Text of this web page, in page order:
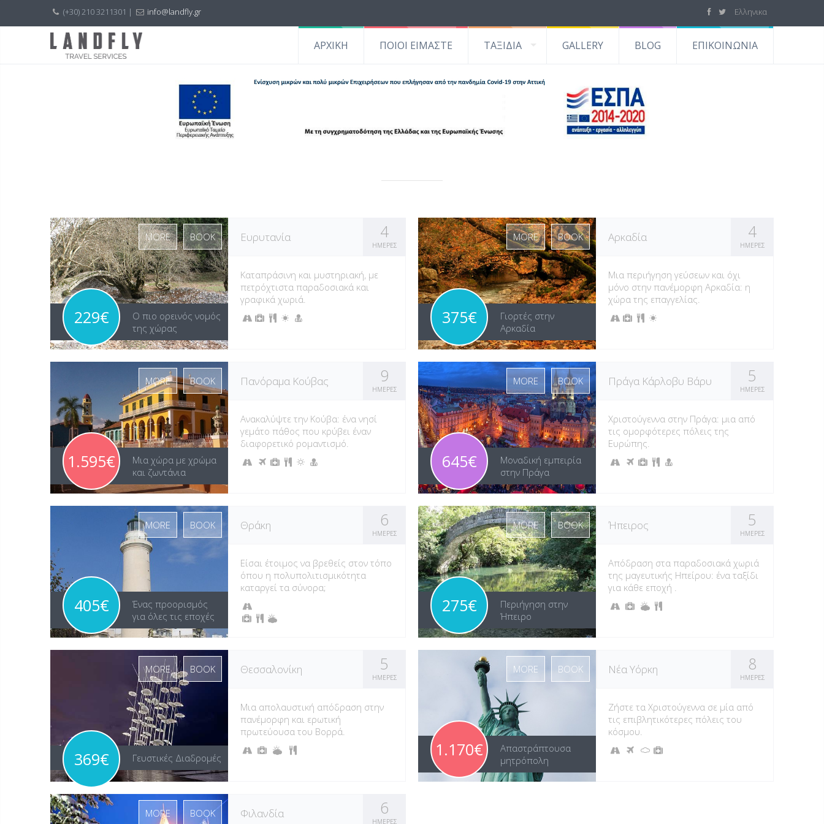
(+30) 210 3211301 | info@landfly.gr Ελληνικα
ΑΡΧΙΚΗ ΠΟΙΟΙ ΕΙΜΑΣΤΕ ΤΑΞΙΔΙΑ GALLERY BLOG ΕΠΙΚΟΙΝΩΝΙΑ
BOOK
MORE
229€
Ο πιο ορεινός νομός
της χώρας
Ευρυτανία 4
ΗΜΕΡΕΣ
Καταπράσινη και μυστηριακή, με
πετρόχτιστα παραδοσιακά και
γραφικά χωριά.
BOOK
MORE
375€
Γιορτές στην
Αρκαδία
Αρκαδία 4
ΗΜΕΡΕΣ
Μια περιήγηση γεύσεων και όχι
μόνο στην πανέμορφη Αρκαδία: η
χώρα της επαγγελίας.
BOOK
MORE
1.595€
Μια χώρα με χρώμα
και ζωντάνια
Πανόραμα Κούβας 9
ΗΜΕΡΕΣ
Ανακαλύψτε την Κούβα: ένα νησί
γεμάτο πάθος που κρύβει έναν
διαφορετικό ρομαντισμό.
BOOK
MORE
645€
Μοναδική εμπειρία
στην Πράγα
Πράγα Κάρλοβυ Βάρυ 5
ΗΜΕΡΕΣ
Χριστούγεννα στην Πράγα: μια από
τις ομορφότερες πόλεις της
Ευρώπης.
BOOK
MORE
405€
Ένας προορισμός
για όλες τις εποχές
Θράκη 6
ΗΜΕΡΕΣ
Είσαι έτοιμος να βρεθείς στον τόπο
όπου η πολυπολιτισμικότητα
καταργεί τα σύνορα;
BOOK
MORE
275€
Περιήγηση στην
Ήπειρο
Ήπειρος 5
ΗΜΕΡΕΣ
Απόδραση στα παραδοσιακά χωριά
της μαγευτικής Ηπείρου: ένα ταξίδι
για κάθε εποχή .
BOOK
MORE
369€ Γευστικές Διαδρομές
Θεσσαλονίκη 5
ΗΜΕΡΕΣ
Μια απολαυστική απόδραση στην
πανέμορφη και ερωτική
πρωτεύουσα του Βορρά.
BOOK
MORE
1.170€
Απαστράπτουσα
μητρόπολη
Νέα Υόρκη 8
ΗΜΕΡΕΣ
Ζήστε τα Χριστούγεννα σε μία από
τις επιβλητικότερες πόλεις του
κόσμου.
BOOK
MORE Φιλανδία 6
ΗΜΕΡΕΣ